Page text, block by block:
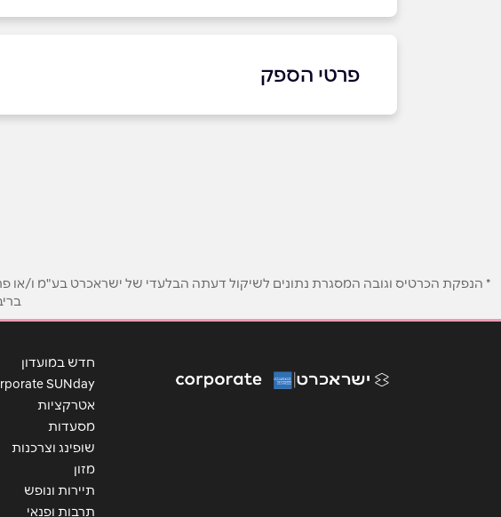
פרטי הספק
הודעה*
* הנפקת הכרטיס וגובה המסגרת נתונים לשיקול דעתה הבלעדי של ישראכרט בע"מ ו/או
חדש במועדון
SUNday
אטרקציות
מסעדות
שופינג וצרכנות
מזון
תיירות ונופש
תרבות ופנאי